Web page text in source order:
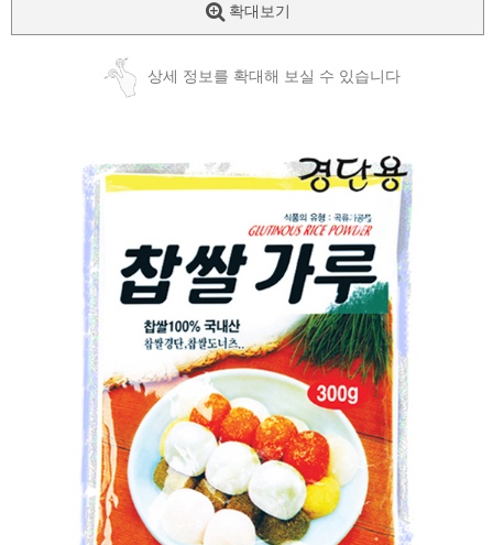
확대보기
상세 정보를 확대해 보실 수 있습니다